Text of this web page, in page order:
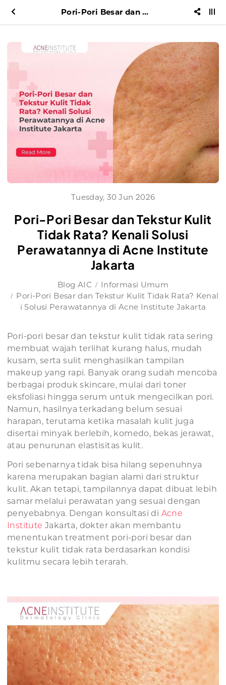
Pori-Pori Besar dan Tekstur Kulit Tidak Rata? Kenali Solusi Perawatannya di Acne Institute Jakarta
Tuesday, 30 Jun 2026
Pori-Pori Besar dan Tekstur Kulit
Tidak Rata? Kenali Solusi
Perawatannya di Acne Institute
Jakarta
Blog AIC
Informasi Umum
Pori-Pori Besar dan Tekstur Kulit Tidak Rata? Kenal
i Solusi Perawatannya di Acne Institute Jakarta
Pori-pori besar dan tekstur kulit tidak rata sering
membuat wajah terlihat kurang halus, mudah
kusam, serta sulit menghasilkan tampilan
makeup yang rapi. Banyak orang sudah mencoba
berbagai produk skincare, mulai dari toner
eksfoliasi hingga serum untuk mengecilkan pori.
Namun, hasilnya terkadang belum sesuai
harapan, terutama ketika masalah kulit juga
disertai minyak berlebih, komedo, bekas jerawat,
atau penurunan elastisitas kulit.
Pori sebenarnya tidak bisa hilang sepenuhnya
karena merupakan bagian alami dari struktur
kulit. Akan tetapi, tampilannya dapat dibuat lebih
samar melalui perawatan yang sesuai dengan
penyebabnya. Dengan konsultasi di Acne
Institute Jakarta, dokter akan membantu
menentukan treatment pori-pori besar dan
tekstur kulit tidak rata berdasarkan kondisi
kulitmu secara lebih terarah.